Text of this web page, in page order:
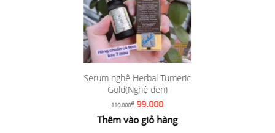
Serum nghệ Herbal Tumeric
Gold(Nghệ đen)
110.000đ99.000
Thêm vào giỏ hàng